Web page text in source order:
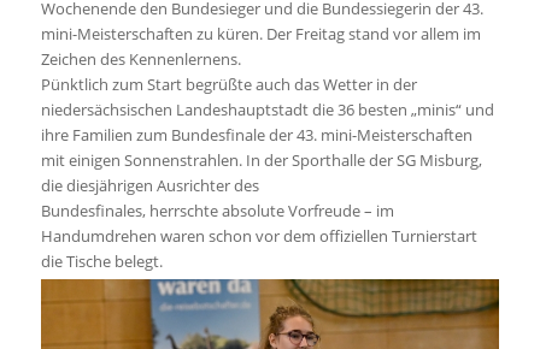
Wochenende den Bundesieger und die Bundessiegerin der 43.
mini-Meisterschaften zu küren. Der Freitag stand vor allem im
Zeichen des Kennenlernens.
Pünktlich zum Start begrüßte auch das Wetter in der
niedersächsischen Landeshauptstadt die 36 besten „minis“ und
ihre Familien zum Bundesfinale der 43. mini-Meisterschaften
mit einigen Sonnenstrahlen. In der Sporthalle der SG Misburg,
die diesjährigen Ausrichter des
Bundesfinales, herrschte absolute Vorfreude – im
Handumdrehen waren schon vor dem offiziellen Turnierstart
die Tische belegt.